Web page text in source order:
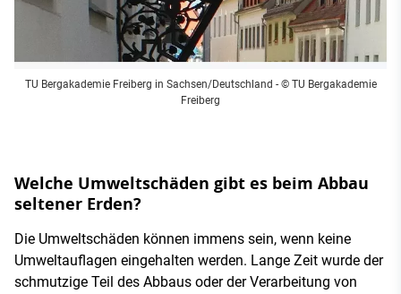
TU Bergakademie Freiberg in Sachsen/Deutschland - © TU Bergakademie
Freiberg
Welche Umweltschäden gibt es beim Abbau
seltener Erden?
Die Umweltschäden können immens sein, wenn keine
Umweltauflagen eingehalten werden. Lange Zeit wurde der
schmutzige Teil des Abbaus oder der Verarbeitung von